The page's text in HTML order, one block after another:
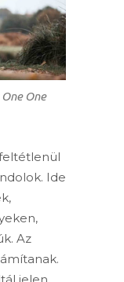
One
Ide
Az